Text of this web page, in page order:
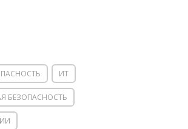
ИТ
БЕЗОПАСНОСТЬ
ИИ